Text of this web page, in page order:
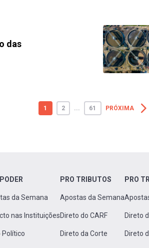
das
1 2 ... 61 PRÓXIMA
da Semana
nas Instituições
Político
PRO TRIBUTOS
Apostas da Semana
Direto do CARF
Direto da Corte
PRO
Direto
Direto